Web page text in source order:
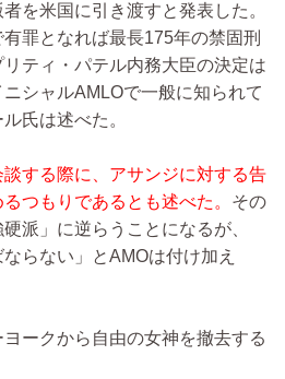
を米国に引き渡すと発表した。
罪となれば最長175年の禁固刑
ティ・パテル内務大臣の決定は
ニシャルAMLOで一般に知られて
氏は述べた。
する際に、アサンジに対する告
つもりであるとも述べた。 その
派」に逆らうことになるが、
らない」とAMOは付け加え
ークから自由の女神を撤去する